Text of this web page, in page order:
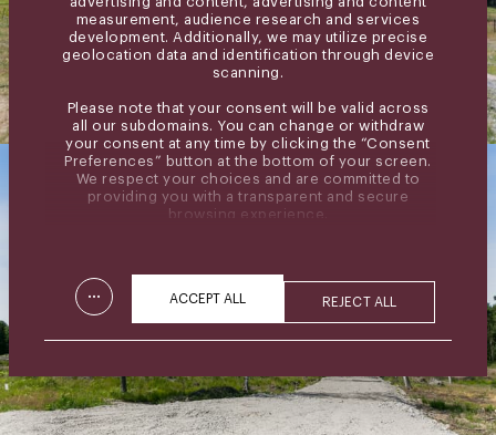
measurement, audience research and services
development. Additionally, we may utilize precise
geolocation data and identification through device
scanning.
Please note that your consent will be valid across
all our subdomains. You can change or withdraw
your consent at any time by clicking the “Consent
Preferences” button at the bottom of your screen.
We respect your choices and are committed to
providing you with a transparent and secure
browsing experience.
... ACCEPT ALL REJECT ALL